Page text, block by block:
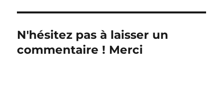
N'hésitez pas à laisser un
commentaire ! Merci